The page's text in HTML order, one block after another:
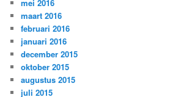
mei 2016
maart 2016
februari 2016
januari 2016
december 2015
oktober 2015
augustus 2015
juli 2015